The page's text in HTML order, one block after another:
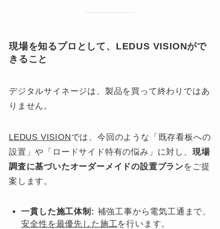
現場を知るプロとして、LEDUS VISIONがで
きること
デジタルサイネージは、製品を買って終わりではあ
りません。
LEDUS VISIONでは、今回のような「既存看板への
設置」や「ロードサイド特有の悩み」に対し、 現場
調査に基づいたオーダーメイドの設置プランをご提
案します。
一貫した施工体制: 補強工事から電気工通まで、
安全性を最優先した施工を行います。